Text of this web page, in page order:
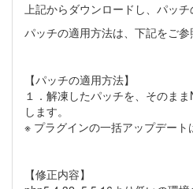
上記からダウンロードし、パッチ
パッチの適用方法は、下記をご参
【パッチの適用方法】
１．解凍したパッチを、そのま
します。
※ プラグインの一括アップデート
【修正内容】